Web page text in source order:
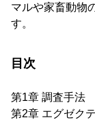
マルや家畜動物
す。
目次
第1章 調査手法
第2章 エグゼク